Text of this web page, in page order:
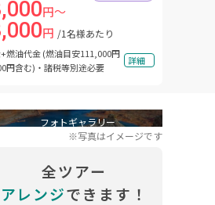
円～
円 /1名様あたり
燃油代金 (燃油目安111,000円
円含む)・諸税等別途必要
詳細
フォトギャラリー
※写真はイメージです
全ツアー
アレンジできます！